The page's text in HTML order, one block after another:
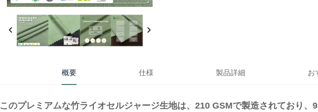
概要 仕様 製品詳細 お
このプレミアムな竹ライオセルジャージ生地は、210 GSMで製造されており、